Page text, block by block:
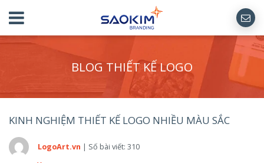
BLOG THIẾT KẾ LOGO
KINH NGHIỆM THIẾT KẾ LOGO NHIỀU MÀU SẮC
LogoArt.vn | Số bài viết: 310